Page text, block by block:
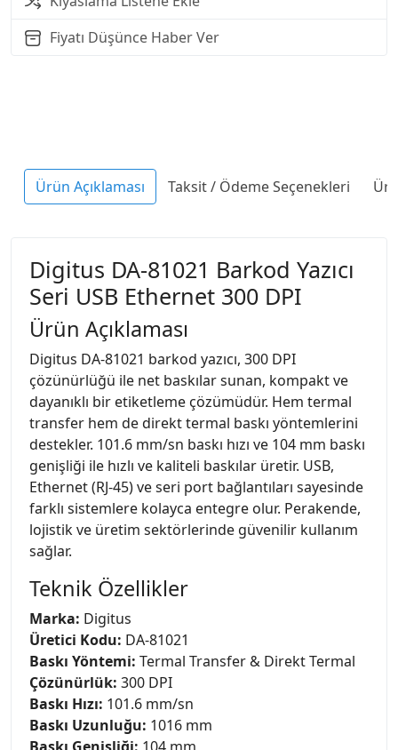
Fiyatı Düşünce Haber Ver
Ürün Açıklaması Taksit / Ödeme Seçenekleri
Digitus DA-81021 Barkod Yazıcı
Seri USB Ethernet 300 DPI
Ürün Açıklaması
Digitus DA-81021 barkod yazıcı, 300 DPI
çözünürlüğü ile net baskılar sunan, kompakt ve
dayanıklı bir etiketleme çözümüdür. Hem termal
transfer hem de direkt termal baskı yöntemlerini
destekler. 101.6 mm/sn baskı hızı ve 104 mm baskı
genişliği ile hızlı ve kaliteli baskılar üretir. USB,
Ethernet (RJ-45) ve seri port bağlantıları sayesinde
farklı sistemlere kolayca entegre olur. Perakende,
lojistik ve üretim sektörlerinde güvenilir kullanım
sağlar.
Teknik Özellikler
Marka: Digitus
Üretici Kodu: DA-81021
Baskı Yöntemi: Termal Transfer & Direkt Termal
Çözünürlük: 300 DPI
Baskı Hızı: 101.6 mm/sn
Baskı Uzunluğu: 1016 mm
Baskı Genişliği: 104 mm